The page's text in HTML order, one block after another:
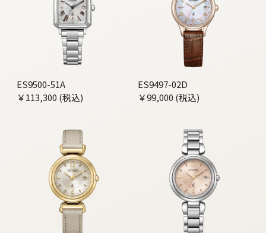
ES9500-51A
￥113,300 (税込)
ES9497-02D
￥99,000 (税込)